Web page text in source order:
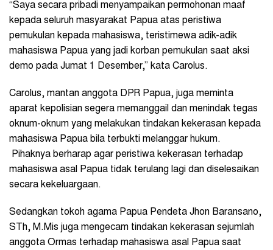
“Saya secara pribadi menyampaikan permohonan maaf
kepada seluruh masyarakat Papua atas peristiwa
pemukulan kepada mahasiswa, teristimewa adik-adik
mahasiswa Papua yang jadi korban pemukulan saat aksi
demo pada Jumat 1 Desember,” kata Carolus.
Carolus, mantan anggota DPR Papua, juga meminta
aparat kepolisian segera memanggail dan menindak tegas
oknum-oknum yang melakukan tindakan kekerasan kepada
mahasiswa Papua bila terbukti melanggar hukum.
Pihaknya berharap agar peristiwa kekerasan terhadap
mahasiswa asal Papua tidak terulang lagi dan diselesaikan
secara kekeluargaan.
Sedangkan tokoh agama Papua Pendeta Jhon Baransano,
STh, M.Mis juga mengecam tindakan kekerasan sejumlah
anggota Ormas terhadap mahasiswa asal Papua saat